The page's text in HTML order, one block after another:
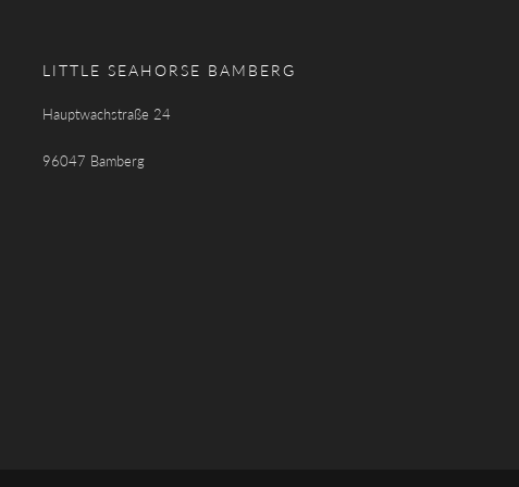
LITTLE SEAHORSE BAMBERG
Hauptwachstraße 24
96047 Bamberg